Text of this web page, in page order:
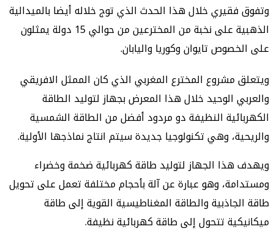
خلال هذا الحدث الذي توج خلاله أيضا بالميدالية
الذهبية على نخبة من المخترعين من حوالي 15 دولة يمثلون
تايوان وكوريا واليابان.
المخترع المغربي الذي كان الممثل الافريقي
الوحيد خلال هذا المعرض بجهاز لتوليد الطاقة
النظيفة دو مردود أفضل من الطاقة الشمسية
وهي تكنولوجيا جديدة سيتم انتاج نماذجها الأولية.
الجهاز لتوليد طاقة كهربائية ضخمة وخضراء
وهو عبارة عن آلة بأحجام مختلفة تعمل على تحويل
والطاقة المغناطيسية القوية إلى طاقة
تتحول إلى طاقة كهربائية نظيفة.